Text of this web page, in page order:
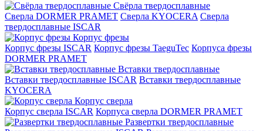
Свёрла твердосплавные
Сверла DORMER PRAMET Сверла KYOCERA Сверла
твердосплавные ISCAR
Корпус фрезы
Корпус фрезы ISCAR Корпус фрезы TaeguTec Корпуса фрезы
DORMER PRAMET
Вставки твердосплавные
Вставки твердосплавные ISCAR Вставки твердосплавные
KYOCERA
Корпус сверла
Корпус сверла ISCAR Корпуса сверла DORMER PRAMET
Развертки твердосплавные